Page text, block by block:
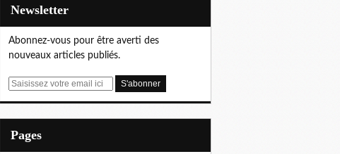
Newsletter
Abonnez-vous pour être averti des
nouveaux articles publiés.
E
Pages